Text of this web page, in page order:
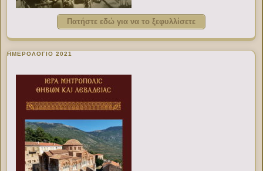
Πατήστε εδώ για να το ξεφυλλίσετε
ΗΜΕΡΟΛΟΓΙΟ 2021